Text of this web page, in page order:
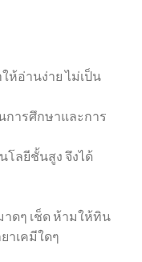
ห้อ่านง่าย ไม่เป็น
การศึกษาและการ
ลยีชั้นสูง จึงได้
ดๆ เช็ด ห้ามให้ทิน
าเคมีใดๆ